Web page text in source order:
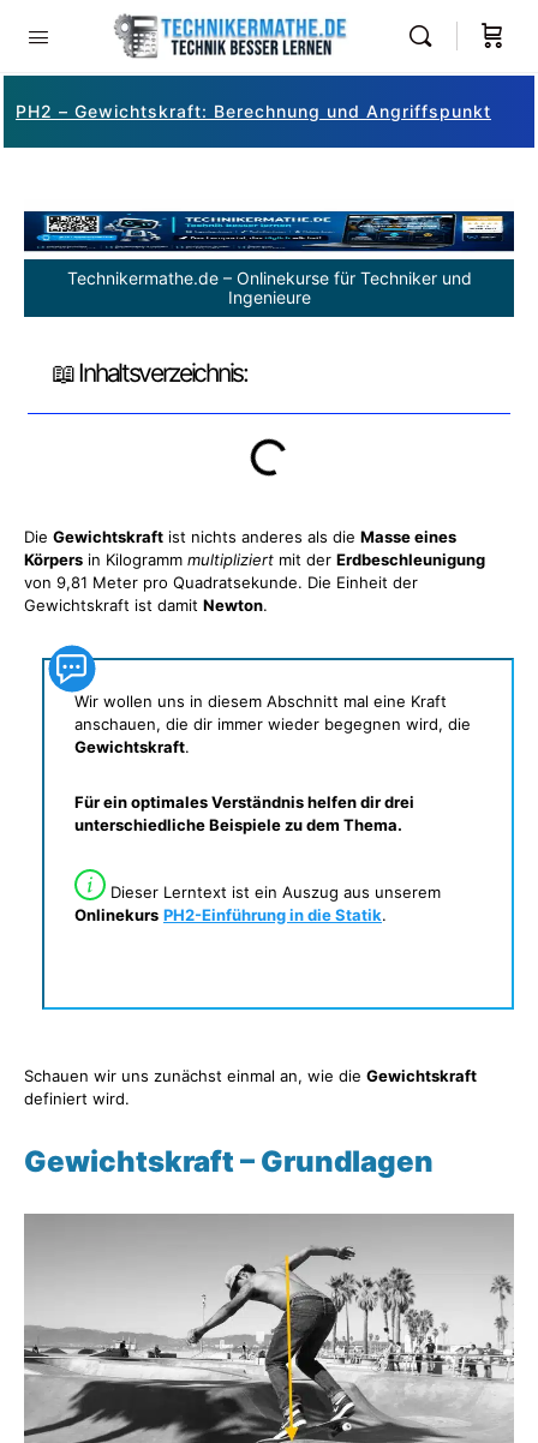
PH2 – Gewichtskraft: Berechnung und Angriffspunkt
Technikermathe.de – Onlinekurse für Techniker und
Ingenieure
📖 Inhaltsverzeichnis:
Die Gewichtskraft ist nichts anderes als die Masse eines
Körpers in Kilogramm multipliziert mit der Erdbeschleunigung
von 9,81 Meter pro Quadratsekunde. Die Einheit der
Gewichtskraft ist damit Newton.
Wir wollen uns in diesem Abschnitt mal eine Kraft
anschauen, die dir immer wieder begegnen wird, die
Gewichtskraft.
Für ein optimales Verständnis helfen dir drei
unterschiedliche Beispiele zu dem Thema.
Dieser Lerntext ist ein Auszug aus unserem
Onlinekurs PH2-Einführung in die Statik.
Schauen wir uns zunächst einmal an, wie die Gewichtskraft
definiert wird.
Gewichtskraft – Grundlagen